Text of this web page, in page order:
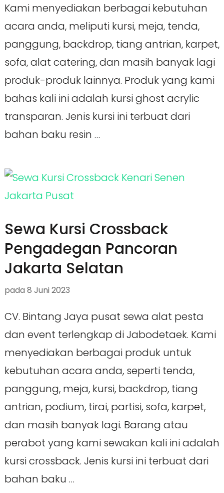
Kami menyediakan berbagai kebutuhan
acara anda, meliputi kursi, meja, tenda,
panggung, backdrop, tiang antrian, karpet,
sofa, alat catering, dan masih banyak lagi
produk-produk lainnya. Produk yang kami
bahas kali ini adalah kursi ghost acrylic
transparan. Jenis kursi ini terbuat dari
bahan baku resin …
Sewa Kursi Crossback
Pengadegan Pancoran
Jakarta Selatan
pada 8 Juni 2023
CV. Bintang Jaya pusat sewa alat pesta
dan event terlengkap di Jabodetaek. Kami
menyediakan berbagai produk untuk
kebutuhan acara anda, seperti tenda,
panggung, meja, kursi, backdrop, tiang
antrian, podium, tirai, partisi, sofa, karpet,
dan masih banyak lagi. Barang atau
perabot yang kami sewakan kali ini adalah
kursi crossback. Jenis kursi ini terbuat dari
bahan baku …